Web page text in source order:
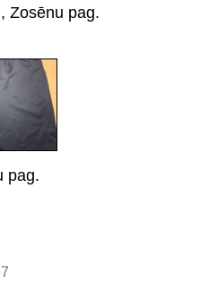
Zosēnu pag.
pag.